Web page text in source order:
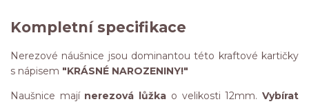
Kompletní specifikace
Nerezové náušnice jsou dominantou této kraftové kartičky
s nápisem "KRÁSNÉ NAROZENINY!"
Naušnice mají nerezová lůžka o velikosti 12mm. Vybírat